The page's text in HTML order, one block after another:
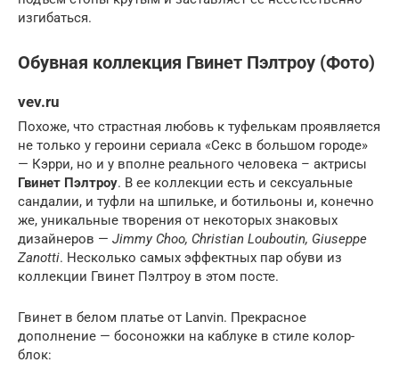
изгибаться.
Обувная коллекция Гвинет Пэлтроу (Фото)
vev.ru
Похоже, что страстная любовь к туфелькам проявляется
не только у героини сериала «Секс в большом городе»
— Кэрри, но и у вполне реального человека – актрисы
Гвинет Пэлтроу. В ее коллекции есть и сексуальные
сандалии, и туфли на шпильке, и ботильоны и, конечно
же, уникальные творения от некоторых знаковых
дизайнеров — Jimmy Choo, Christian Louboutin, Giuseppe
Zanotti. Несколько самых эффектных пар обуви из
коллекции Гвинет Пэлтроу в этом посте.
Гвинет в белом платье от Lanvin. Прекрасное
дополнение — босоножки на каблуке в стиле колор-
блок: